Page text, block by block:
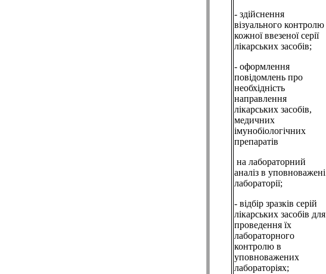
- здійснення
візуального контролю
кожної ввезеної серії
лікарських засобів;
- оформлення
повідомлень про
необхідність
направлення
лікарських засобів,
медичних
імунобіологічних
препаратів
на лабораторний
аналіз в уповноважені
лабораторії;
- відбір зразків серій
лікарських засобів для
проведення їх
лабораторного
контролю в
уповноважених
лабораторіях;